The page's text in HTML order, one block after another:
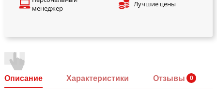
менеджер
Лучшие цены
Описание Характеристики Отзывы